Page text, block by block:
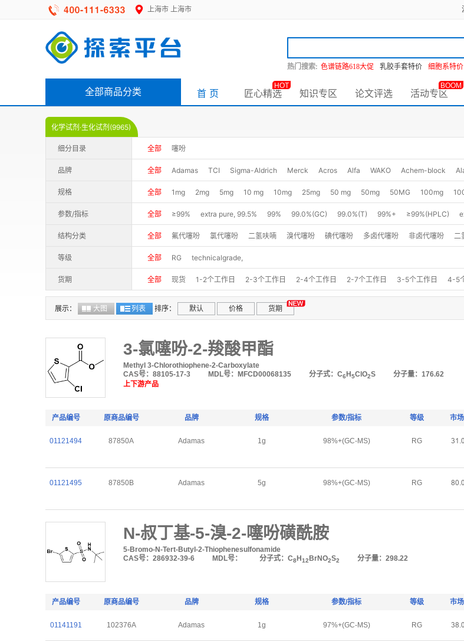
上海市 上海市
热门搜索: 色谱链路618大促 乳胶手套特价 细胞系特价
全部商品分类 首 页 匠心精选
HOT
知识专区 论文评选 活动专区
BOOM
化学试剂·生化试剂(9965)
细分目录 全部 噻吩
品牌 全部 Adamas TCI Sigma-Aldrich Merck Acros Alfa WAKO Achem-block
规格 全部 1mg 2mg 5mg 10 mg 10mg 25mg 50 mg 50mg 50MG 100mg
0.1g
0.25g 0.5g 1GR 1ml 10mM*1mL 2g 2.5g 5g 5GR 5ml 10g
100GR
100ml 250g 250G 500g 500GR 500G 500ml 2500g 1KG 2.5kg
5G
5ML 1G 25G 25MG 250MG 10MG 5MG 500MG 200MG 25ML
瓶
500ML
参数/指标 全部 ≥99% extra pure, 99.5% 99% 99.0%(GC) 99.0%(T) 99%+ ≥99%(HPLC)
99%+(GC)
99%(LC-MS) 99%(GC-MS) 99%+(GC-MS) 99%+(HPLC) 99%+(LC-MS)
98.0%(GC&N)
98.0%(GC&T) 98.0%(LC) ≥98.0% (TLC) 98.0%(T) 98%, stab. 98+%
≥98%
98%+, ≥98% (HPLC) 98%+(GC) > 98% 98%, 98%+ >=98% 98%(LC-
97.0%(LC&T)
97.0%(GC) 97.0%(GC&T) 97.0%(T) 97%(HPLC) 97%+(HPLC)
97+%
97%+(GC-MS) 97＋%(GC) >97%
97%(stabilized with Cu+HQ+MgO)
97%+(NMR) >96.0%(GC) 96.0%(GC&T) 96.0%(GC)
96%, contains NaHCO3 as stabilizer
95.0%(GC)
≥95% 95%(HPLC) ≥95% (HPLC)
95%(NMR)
95%+ 95%(stabilized with Copper chip) 95% (stabilized with Cu+HQ+MgO)
98%(stabilized with Cu+HQ+MgO)
结构分类 全部 氟代噻吩 氯代噻吩 二氢呋喃 溴代噻吩 碘代噻吩 多卤代噻吩 非卤代噻吩 二
等级 全部 RG technicalgrade,
货期 全部 现货 1-2个工作日 2-3个工作日 2-4个工作日 2-7个工作日 3-5个工作日 4-5
10-15个工作日
15-30个工作日 30-60个工作日 40-50个工作日 期货
展示： 大图 列表 排序： 默认 价格 货期
3-氯噻吩-2-羧酸甲酯
Methyl 3-Chlorothiophene-2-Carboxylate
CAS号：88105-17-3
MDL号：MFCD00068135 分子式：C6 H 5ClO2S
分子量：176.62
上下游产品
产品编号 原商品编号 品牌 规格 参数/指标 等级 市
01121494 87850A Adamas 1g 98%+(GC-MS) RG
01121495 87850B Adamas 5g 98%+(GC-MS) RG
N-叔丁基-5-溴-2-噻吩磺酰胺
5-Bromo-N-Tert-Butyl-2-Thiophenesulfonamide
CAS号：286932-39-6
MDL号： 分子式：C8 H 12 BrNO2S2 分子量：298.22
产品编号 原商品编号 品牌 规格 参数/指标 等级 市
01141191 102376A Adamas 1g 97%+(GC-MS) RG